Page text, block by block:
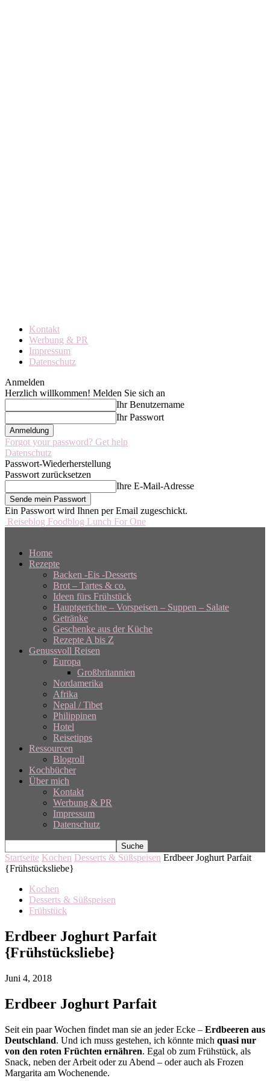
Kontakt
Werbung & PR
Impressum
Datenschutz
Anmelden
Herzlich willkommen! Melden Sie sich an
Ihr Benutzername
Ihr Passwort
Forgot your password? Get help
Datenschutz
Passwort-Wiederherstellung
Passwort zurücksetzen
Ihre E-Mail-Adresse
Ein Passwort wird Ihnen per Email zugeschickt.
Reiseblog Foodblog Lunch For One
Home
Rezepte
Backen -Eis -Desserts
Brot – Tartes & co.
Ideen fürs Frühstück
Hauptgerichte – Vorspeisen – Suppen – Salate
Getränke
Geschenke aus der Küche
Rezepte A bis Z
Genussvoll Reisen
Europa
Großbritannien
Nordamerika
Afrika
Nepal / Tibet
Philippinen
Hotel
Reisetipps
Ressourcen
Blogroll
Kochbücher
Über mich
Kontakt
Werbung & PR
Impressum
Datenschutz
Startseite Kochen Desserts & Süßspeisen Erdbeer Joghurt Parfait
{Frühstücksliebe}
Kochen
Desserts & Süßspeisen
Frühstück
Erdbeer Joghurt Parfait
{Frühstücksliebe}
Juni 4, 2018
Erdbeer Joghurt Parfait
Seit ein paar Wochen findet man sie an jeder Ecke – Erdbeeren aus
Deutschland. Und ich muss gestehen, ich könnte mich quasi nur
von den roten Früchten ernähren. Egal ob zum Frühstück, als
Snack, neben der Arbeit oder zu Abend – oder auch als Frozen
Margarita am Wochenende.